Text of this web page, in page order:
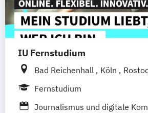
IU Fernstudium
Bad Reichenhall Köln
Kiel
Frankfurt am Main
Fernstudium
Journalismus und digitale